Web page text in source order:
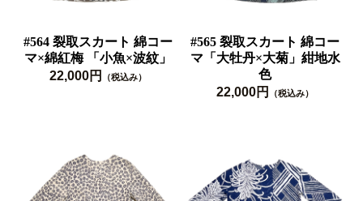
#564 裂取スカート 綿コー
マ×綿紅梅 「小魚×波紋」
22,000円
（税込み）
#565 裂取スカート 綿コー
マ「大牡丹×大菊」紺地水
色
22,000円
（税込み）